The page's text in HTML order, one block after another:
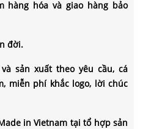
hàng hóa và giao hàng bảo
đời.
sản xuất theo yêu cầu, cá
miễn phí khắc logo, lời chúc
in Vietnam tại tổ hợp sản